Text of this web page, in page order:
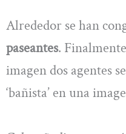
Alrededor se han
paseantes.
imagen dos agentes
‘bañista’ en una